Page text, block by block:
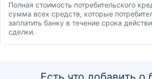
Полная стоимость потребительского
сумма всех средств, которые
заплатить банку в течение срока
сделки.